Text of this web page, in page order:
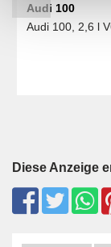
Audi 100
Audi 100, 2,6 l
Diese Anzeige